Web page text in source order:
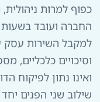
כפוף למרות
החברה ועובד בשעות
למקבל השירות עסק
וסיכויים כלכליים,
ואינו נתון לפיקוח
שילוב שני הפנים